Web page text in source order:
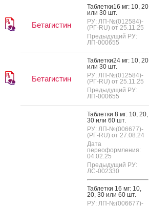
Бетагистин
Таб­летки16 мг: 10, 20
или 30 шт.
РУ: ЛП-№(012584)-
(РГ-RU) от 25.11.25
Предыдущий РУ:
ЛП-000655
Бетагистин
Таб­летки24 мг: 10, 20
или 30 шт.
РУ: ЛП-№(012584)-
(РГ-RU) от 25.11.25
Предыдущий РУ:
ЛП-000655
Таб­летки 8 мг: 10, 20,
30 или 60 шт.
РУ: ЛП-№(006677)-
(РГ-RU) от 27.08.24
Дата
переоформления:
04.02.25
Предыдущий РУ:
ЛС-002330
Таб­летки 16 мг: 10,
20, 30 или 60 шт.
РУ: ЛП-№(006677)-